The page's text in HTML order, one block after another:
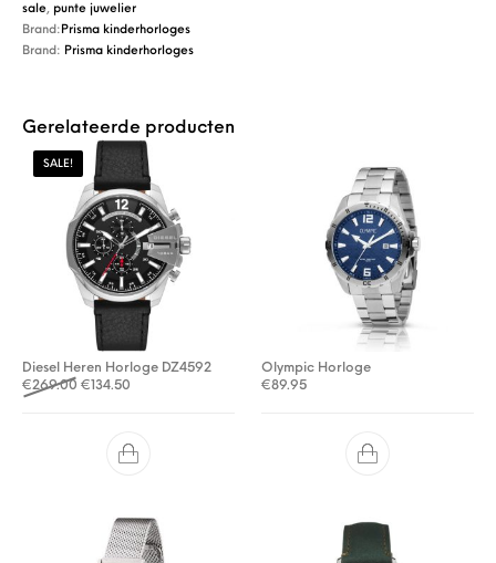
sale, punte juwelier
Brand: Prisma kinderhorloges
Brand: Prisma kinderhorloges
Gerelateerde producten
SALE!
Diesel Heren Horloge DZ4592
€269.00 Oorspronkelijke prijs was: €269.00.
€134.50 Huidige prijs is: €134.50.
Olympic Horloge
€89.95